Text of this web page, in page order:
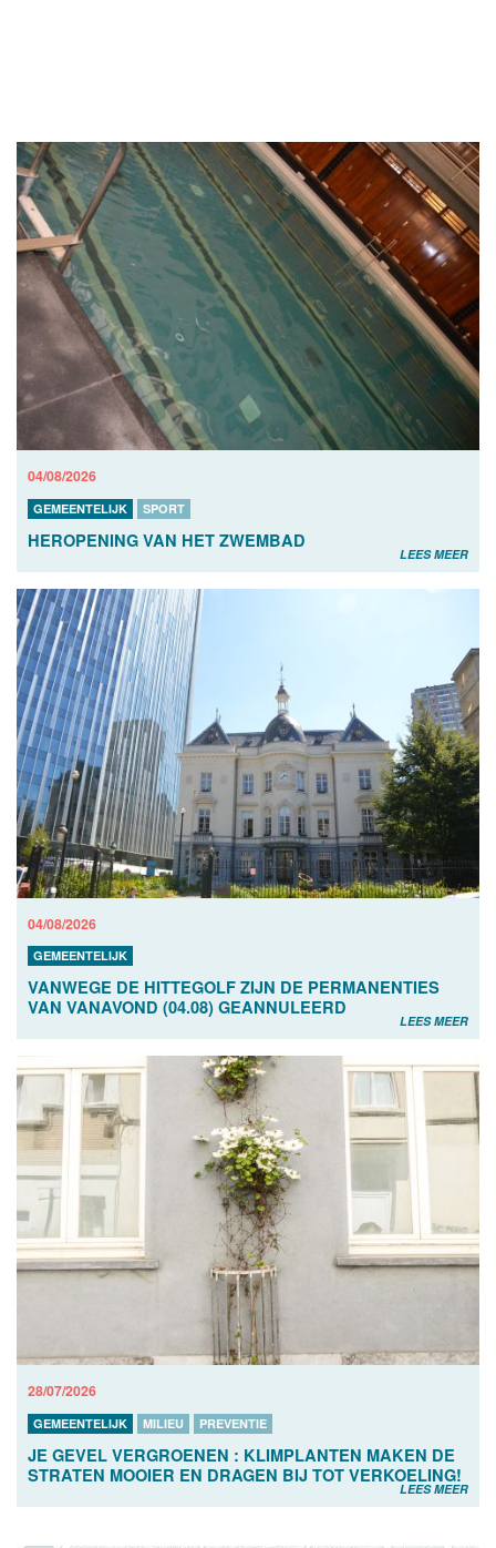
04/08/2026
GEMEENTELIJK SPORT
HEROPENING VAN HET ZWEMBAD
LEES MEER
04/08/2026
GEMEENTELIJK
VANWEGE DE HITTEGOLF ZIJN DE PERMANENTIES
VAN VANAVOND (04.08) GEANNULEERD
LEES MEER
28/07/2026
GEMEENTELIJK MILIEU PREVENTIE
JE GEVEL VERGROENEN : KLIMPLANTEN MAKEN DE
STRATEN MOOIER EN DRAGEN BIJ TOT VERKOELING!
LEES MEER